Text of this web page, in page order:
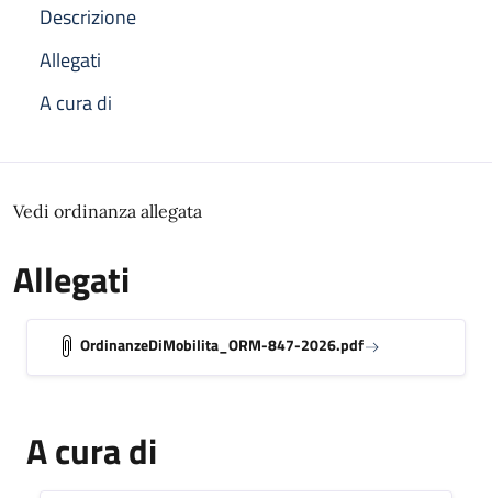
Descrizione
Allegati
A cura di
Descrizione
Vedi ordinanza allegata
Allegati
OrdinanzeDiMobilita_ORM-847-2026.pdf
A cura di